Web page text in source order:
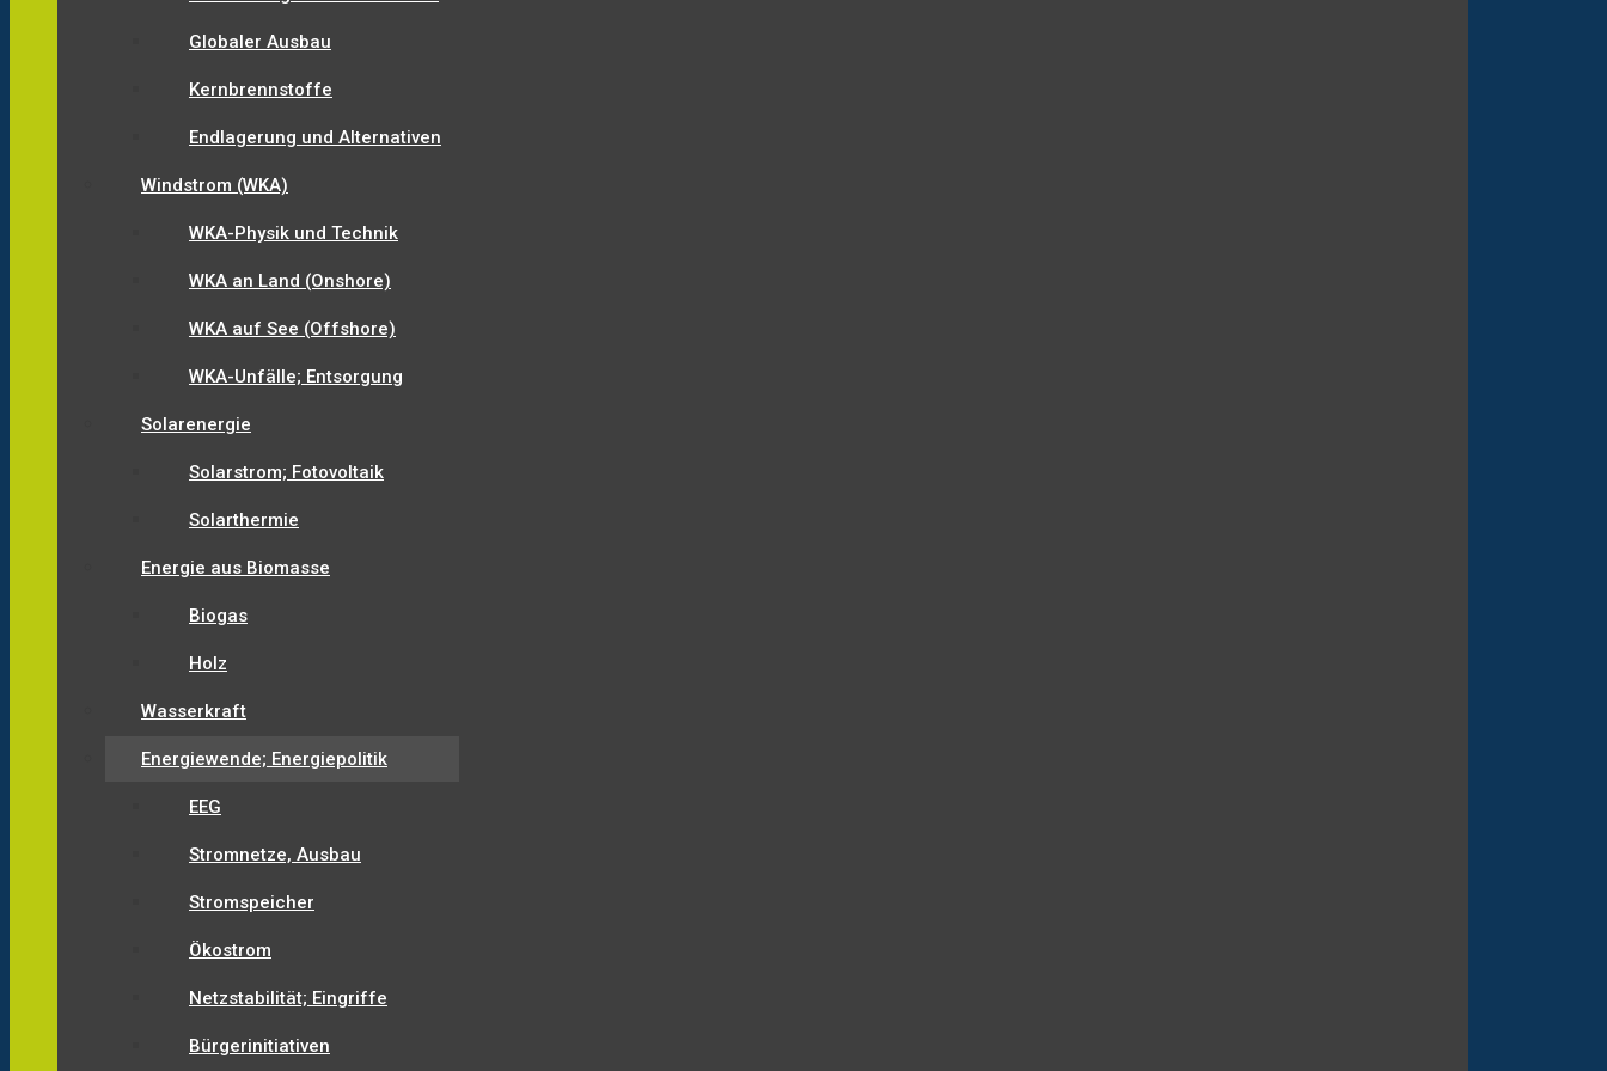
Globaler Ausbau
Kernbrennstoffe
Endlagerung und Alternativen
Windstrom (WKA)
WKA-Physik und Technik
WKA an Land (Onshore)
WKA auf See (Offshore)
WKA-Unfälle; Entsorgung
Solarenergie
Solarstrom; Fotovoltaik
Solarthermie
Energie aus Biomasse
Biogas
Holz
Wasserkraft
Energiewende; Energiepolitik
EEG
Stromnetze, Ausbau
Stromspeicher
Ökostrom
Netzstabilität; Eingriffe
Bürgerinitiativen